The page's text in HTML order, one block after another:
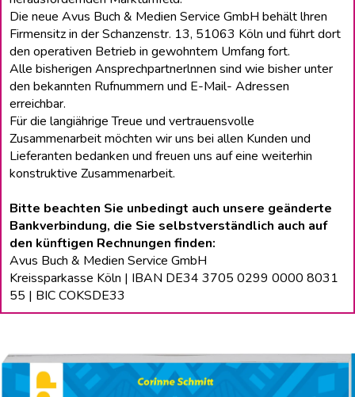
Die neue Avus Buch & Medien Service GmbH behält lhren
Firmensitz in der Schanzenstr. 13, 51063 Köln und führt dort
den operativen Betrieb in gewohntem Umfang fort.
Alle bisherigen Ansprechpartnerlnnen sind wie bisher unter
den bekannten Rufnummern und E-Mail- Adressen
erreichbar.
Für die langiährige Treue und vertrauensvolle
Zusammenarbeit möchten wir uns bei allen Kunden und
Lieferanten bedanken und freuen uns auf eine weiterhin
konstruktive Zusammenarbeit.
Bitte beachten Sie unbedingt auch unsere geänderte
Bankverbindung, die Sie selbstverständlich auch auf
den künftigen Rechnungen finden:
Avus Buch & Medien Service GmbH
Kreissparkasse Köln | IBAN DE34 3705 0299 0000 8031
55 | BIC COKSDE33